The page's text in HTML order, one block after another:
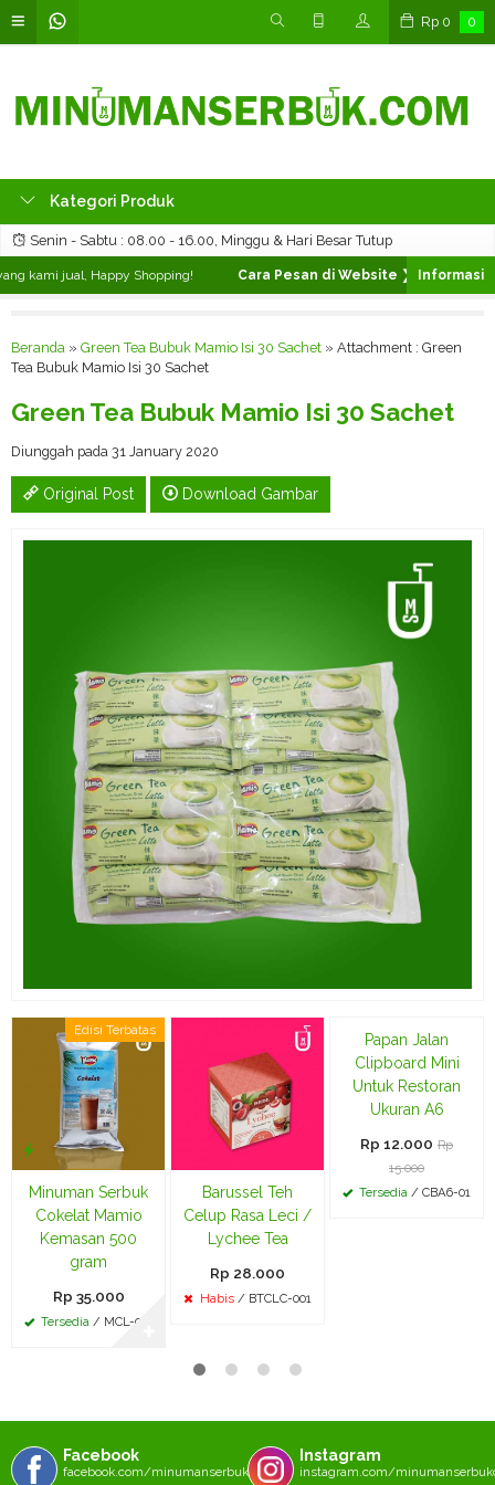
Rp 0 0
Kategori Produk
Senin - Sabtu : 08.00 - 16.00, Minggu & Hari Besar Tutup
kami jual, Happy Shopping! Cara Pesan di Website ❯ Silahkan pilih
Beranda » Green Tea Bubuk Mamio Isi 30 Sachet » Attachment : Green
Tea Bubuk Mamio Isi 30 Sachet
Green Tea Bubuk Mamio Isi 30 Sachet
Diunggah pada 31 January 2020
Original Post Download Gambar
Edisi Terbatas
Minuman Serbuk
Cokelat Mamio
Kemasan 500
gram
Rp 35.000
Tersedia/ MCL-003
Barussel Teh
Celup Rasa Leci /
Lychee Tea
Rp 28.000
Habis / BTCLC-001
Edisi Terbatas
Diskon
20%Papan Jalan
Clipboard Mini
Untuk Restoran
Ukuran A6
Rp 12.000 Rp
15.000
Tersedia / CBA6-01
Facebook
facebook.com/minumanserbukcom
Instagram
instagram.com/